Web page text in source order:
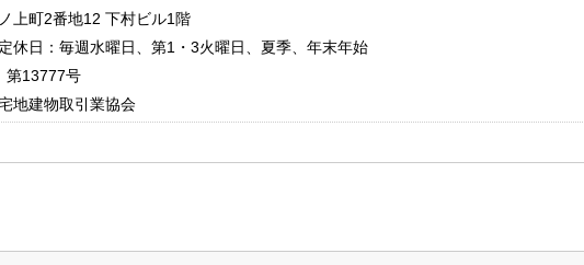
上町2番地12 下村ビル1階
休日：毎週水曜日、第1・3火曜日、夏季、年末年始
第13777号
地建物取引業協会